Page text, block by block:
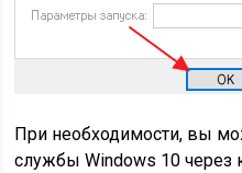
При необходимости, вы
службы Windows 10 через